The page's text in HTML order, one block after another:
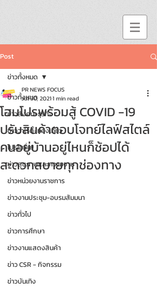
Post
ข่าวทั้งหมด
ข่าวสังคม-ธุรกิจ
ข่าววาไรตี้-ท่องเที่ยว
โปรโมชั่น!!
ข่าวสุขภาพและความงาม
ข่าวหน่วยงานราชการ
ข่าวงานประชุม-อบรมสัมมนา
ข่าวทั่วไป
ข่าวการศึกษา
ข่าวงานแสดงสินค้า
ข่าว CSR - กิจกรรม
ข่าวบันเทิง
ข่าวทั้งหมด
โฮมโปรพร้อมสู้ COVID -19
ปรับสินค้าตอบโจทย์ไลฟ์สไตล์
คนอยู่บ้านอยู่ไหนก็ช้อปได้
สะดวกสบายทุกช่องทาง
PR NEWS FOCUS
Jul 30, 20211 min read